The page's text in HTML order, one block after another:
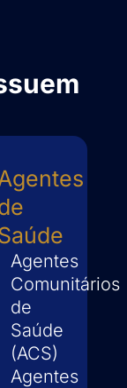
Agentes
Comunitários
de
Saúde
(ACS)
Agentes